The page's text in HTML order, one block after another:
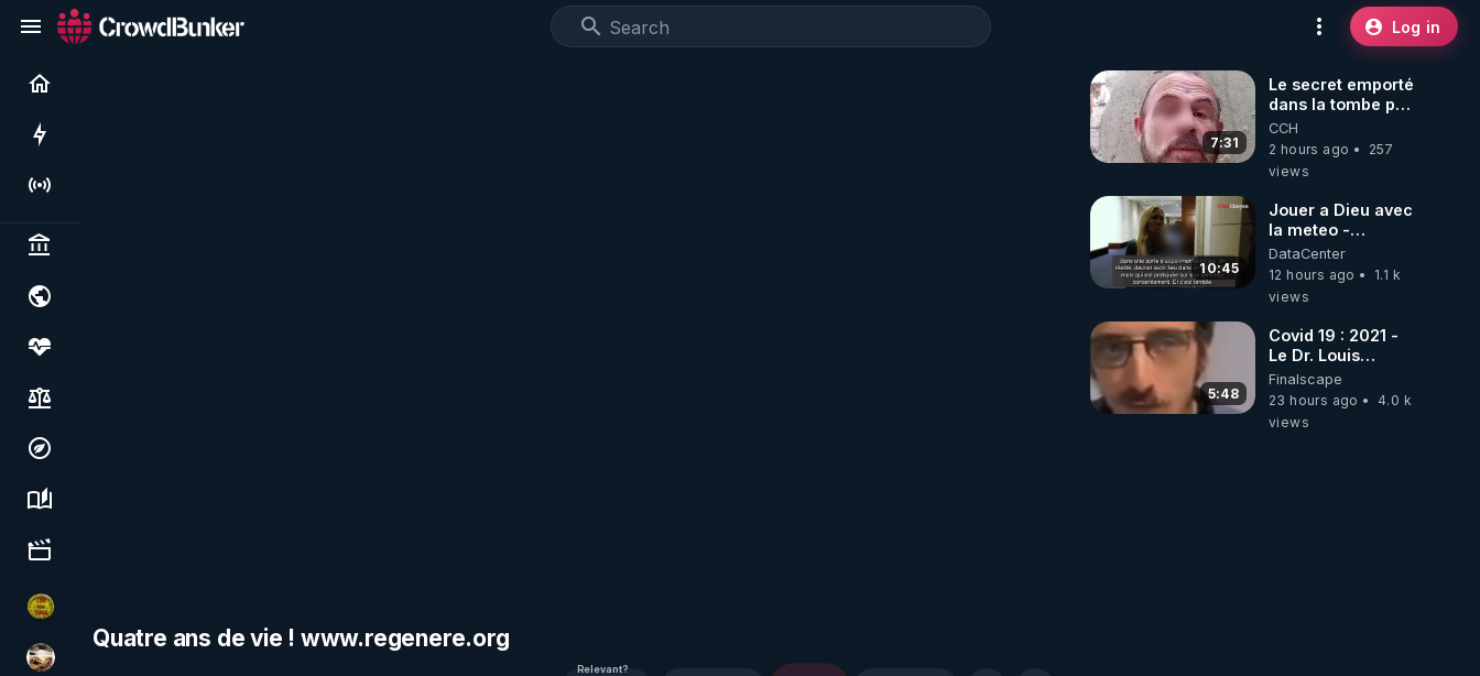
Log in
Live
Politics & institutions
Society, justice & freedoms
Economy, environment & technology
Science, history & spirituality
Culture, media & entertainment
CDS pour TOUS
patatrak
Quatre ans de vie ! www.regenere.org
Relevant?
7:31
Le secret emporté
dans la tombe par
le Commandant
Cousteau le 25
juin 1997
CCH
2 hours ago
257
views
10:45
Jouer a Dieu avec
la meteo -
Citoicitoyen
DataCenter
12 hours ago
1.1 k
views
5:48
Covid 19 : 2021 -
Le Dr. Louis
Fouché renverse
le plateau de
CNews !
Finalscape
23 hours ago
4.0 k
views